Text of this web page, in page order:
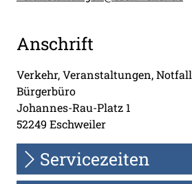
Anschrift
Verkehr, Veranstaltungen,
Bürgerbüro
Johannes-Rau-Platz 1
52249 Eschweiler
Servicezeiten